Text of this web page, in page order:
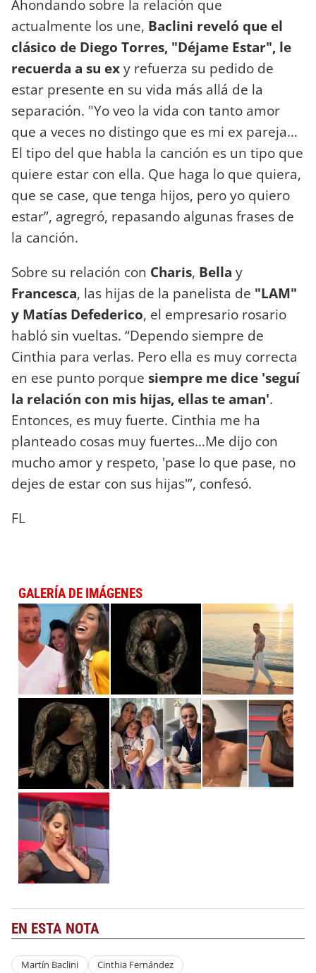
Ahondando sobre la relación que
actualmente los une, Baclini reveló que el
clásico de Diego Torres, "Déjame Estar", le
recuerda a su exy refuerza su pedido de
estar presente en su vida más allá de la
separación. "Yo veo la vida con tanto amor
que a veces no distingo que es mi ex pareja…
El tipo del que habla la canción es un tipo que
quiere estar con ella. Que haga lo que quiera,
que se case, que tenga hijos, pero yo quiero
estar”, agregró, repasando algunas frases de
la canción.
Sobre su relación con Charis, Bella y
Francesca, las hijas de la panelista de "LAM"
y Matías Defederico, el empresario rosario
habló sin vueltas. “Dependo siempre de
Cinthia para verlas. Pero ella es muy correcta
en ese punto porque siempre me dice 'seguí
la relación con mis hijas, ellas te aman'.
Entonces, es muy fuerte. Cinthia me ha
planteado cosas muy fuertes…Me dijo con
mucho amor y respeto, 'pase lo que pase, no
dejes de estar con sus hijas'”, confesó.
FL
GALERÍA DE IMÁGENES
EN ESTA NOTA
Martín Baclini Cinthia Fernández